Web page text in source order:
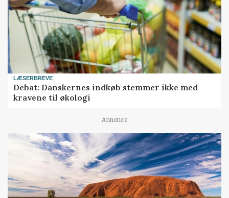
LÆSERBREVE
Debat: Danskernes indkøb stemmer ikke med
kravene til økologi
Annonce